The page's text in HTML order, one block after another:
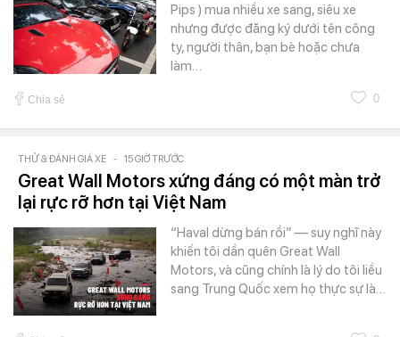
Pips ) mua nhiều xe sang, siêu xe
nhưng được đăng ký dưới tên công
ty, người thân, bạn bè hoặc chưa
làm…
Chia sẻ 0
THỬ & ĐÁNH GIÁ XE - 15 GIỜ TRƯỚC
Great Wall Motors xứng đáng có một màn trở
lại rực rỡ hơn tại Việt Nam
“Haval dừng bán rồi” — suy nghĩ này
khiến tôi dần quên Great Wall
Motors, và cũng chính là lý do tôi liều
sang Trung Quốc xem họ thực sự là…